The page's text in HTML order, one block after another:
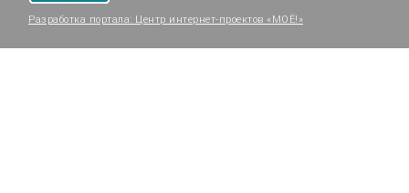
Разработка портала: Центр интернет-проектов «МОЁ!»